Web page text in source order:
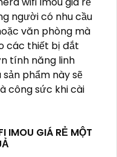
người có nhu cầu
văn phòng mà
các thiết bị đắt
tính năng linh
phẩm này sẽ
công sức khi cài
IMOU GIÁ RẺ MỘT